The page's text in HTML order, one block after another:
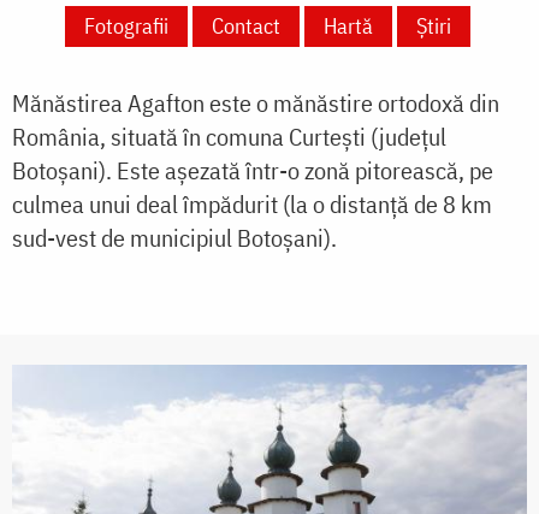
Fotografii
Contact Hartă Știri
Mănăstirea Agafton este o mănăstire ortodoxă din
România, situată în comuna Curtești (județul
Botoșani). Este așezată într-o zonă pitorească, pe
culmea unui deal împădurit (la o distanță de 8 km
sud-vest de municipiul Botoșani).